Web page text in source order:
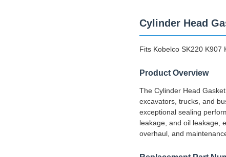
Cylinder Head
Fits Kobelco SK220 K907
Product Overview
The Cylinder Head
excavators, trucks, and
exceptional sealing
leakage, and oil leakage,
overhaul, and